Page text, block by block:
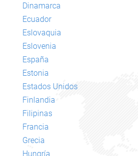
Dinamarca
Ecuador
Eslovaquia
Eslovenia
España
Estonia
Estados Unidos
Finlandia
Filipinas
Francia
Grecia
Hungría